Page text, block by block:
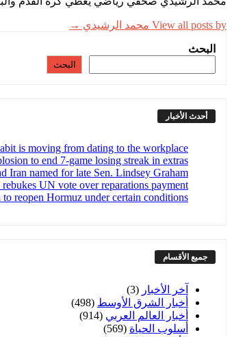
View all posts by محمد الرشيدي →
البحث
البحث
أحدث الأخبار
is moving from dating to the workplace
to end 7-game losing streak in extras
Iran named for late Sen. Lindsey Graham
UN vote over reparations payment
to reopen Hormuz under certain conditions
جميع الأقسام
آخر الأخبار (3)
أخبار الشرق الأوسط (498)
أخبار العالم العربي (914)
أسلوب الحياة (569)